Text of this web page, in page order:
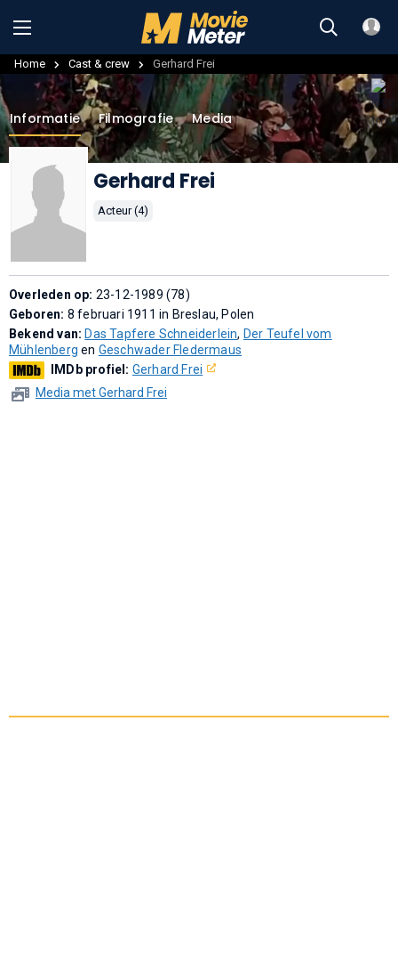
Home Cast & crew Gerhard Frei
Informatie Filmografie Media
Gerhard Frei
Acteur (4)
Overleden op: 23-12-1989 (78)
Geboren: 8 februari 1911 in Breslau, Polen
Bekend van: Das Tapfere Schneiderlein, Der Teufel vom
Mühlenberg en Geschwader Fledermaus
IMDb profiel: Gerhard Frei
Media met Gerhard Frei